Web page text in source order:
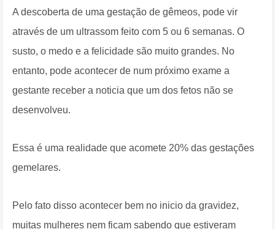
A descoberta de uma gestação de gêmeos, pode vir
através de um ultrassom feito com 5 ou 6 semanas. O
susto, o medo e a felicidade são muito grandes. No
entanto, pode acontecer de num próximo exame a
gestante receber a noticia que um dos fetos não se
desenvolveu.
Essa é uma realidade que acomete 20% das gestações
gemelares.
Pelo fato disso acontecer bem no inicio da gravidez,
muitas mulheres nem ficam sabendo que estiveram